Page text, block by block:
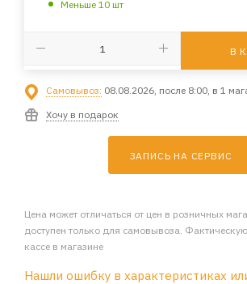
Меньше 10 шт
В
Самовывоз: 08.08.2026, после 8:00, в 1
Хочу в подарок
ЗАПИСЬ НА СЕРВИС
Цена может отличаться от цен в розничных
доступен только для самовывоза.
кассе в магазине
Нашли ошибку в характеристиках